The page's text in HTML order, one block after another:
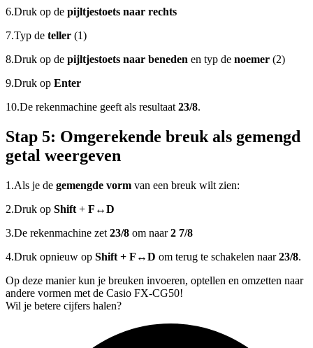
6.Druk op de pijltjestoets naar rechts
7.Typ de teller (1)
8.Druk op de pijltjestoets naar beneden en typ de noemer (2)
9.Druk op Enter
10.De rekenmachine geeft als resultaat 23/8.
Stap 5: Omgerekende breuk als gemengd
getal weergeven
1.Als je de gemengde vorm van een breuk wilt zien:
2.Druk op Shift + F↔D
3.De rekenmachine zet 23/8 om naar2 7/8
4.Druk opnieuw op Shift + F↔D om terug te schakelen naar23/8.
Op deze manier kun je breuken invoeren, optellen en omzetten naar
andere vormen met de Casio FX-CG50!
Wil je betere cijfers halen?